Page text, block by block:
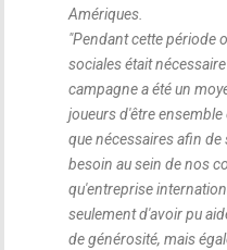
Amériques.
"Pendant cette période
sociales était
campagne a été un
joueurs d'être
que nécessaires afin
besoin au sein de nos
qu'entreprise
seulement d'avoir pu
de générosité, mais